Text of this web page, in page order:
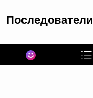
Последователи